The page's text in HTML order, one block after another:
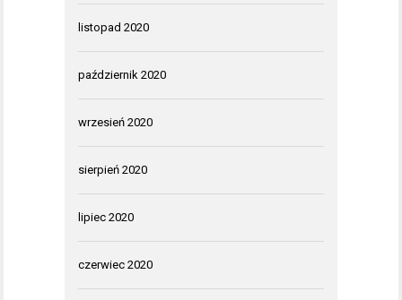
listopad 2020
październik 2020
wrzesień 2020
sierpień 2020
lipiec 2020
czerwiec 2020